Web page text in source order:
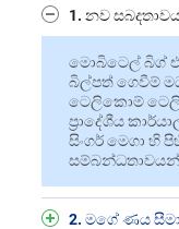
1. නව
මොබිටෙල් බිග්
බිල්පත් ගෙවීම්
ටෙලිකොම්
ප‍්‍රාදේශීය
සිංගර් මෙගා හි
2. මගේ ණය